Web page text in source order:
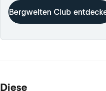
Bergwelten Club
Diese